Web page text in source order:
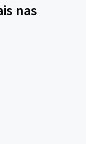
nas